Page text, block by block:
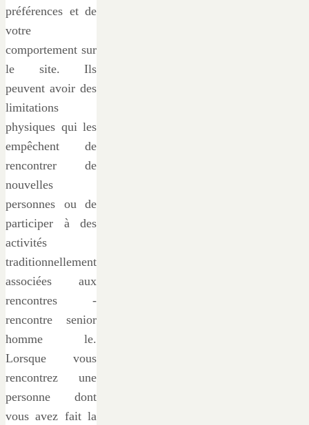
préférences et de
votre
comportement sur
le site. Ils
peuvent avoir des
limitations
physiques qui les
empêchent de
rencontrer de
nouvelles
personnes ou de
participer à des
activités
traditionnellement
associées aux
rencontres -
rencontre senior
homme le.
Lorsque vous
rencontrez une
personne dont
vous avez fait la